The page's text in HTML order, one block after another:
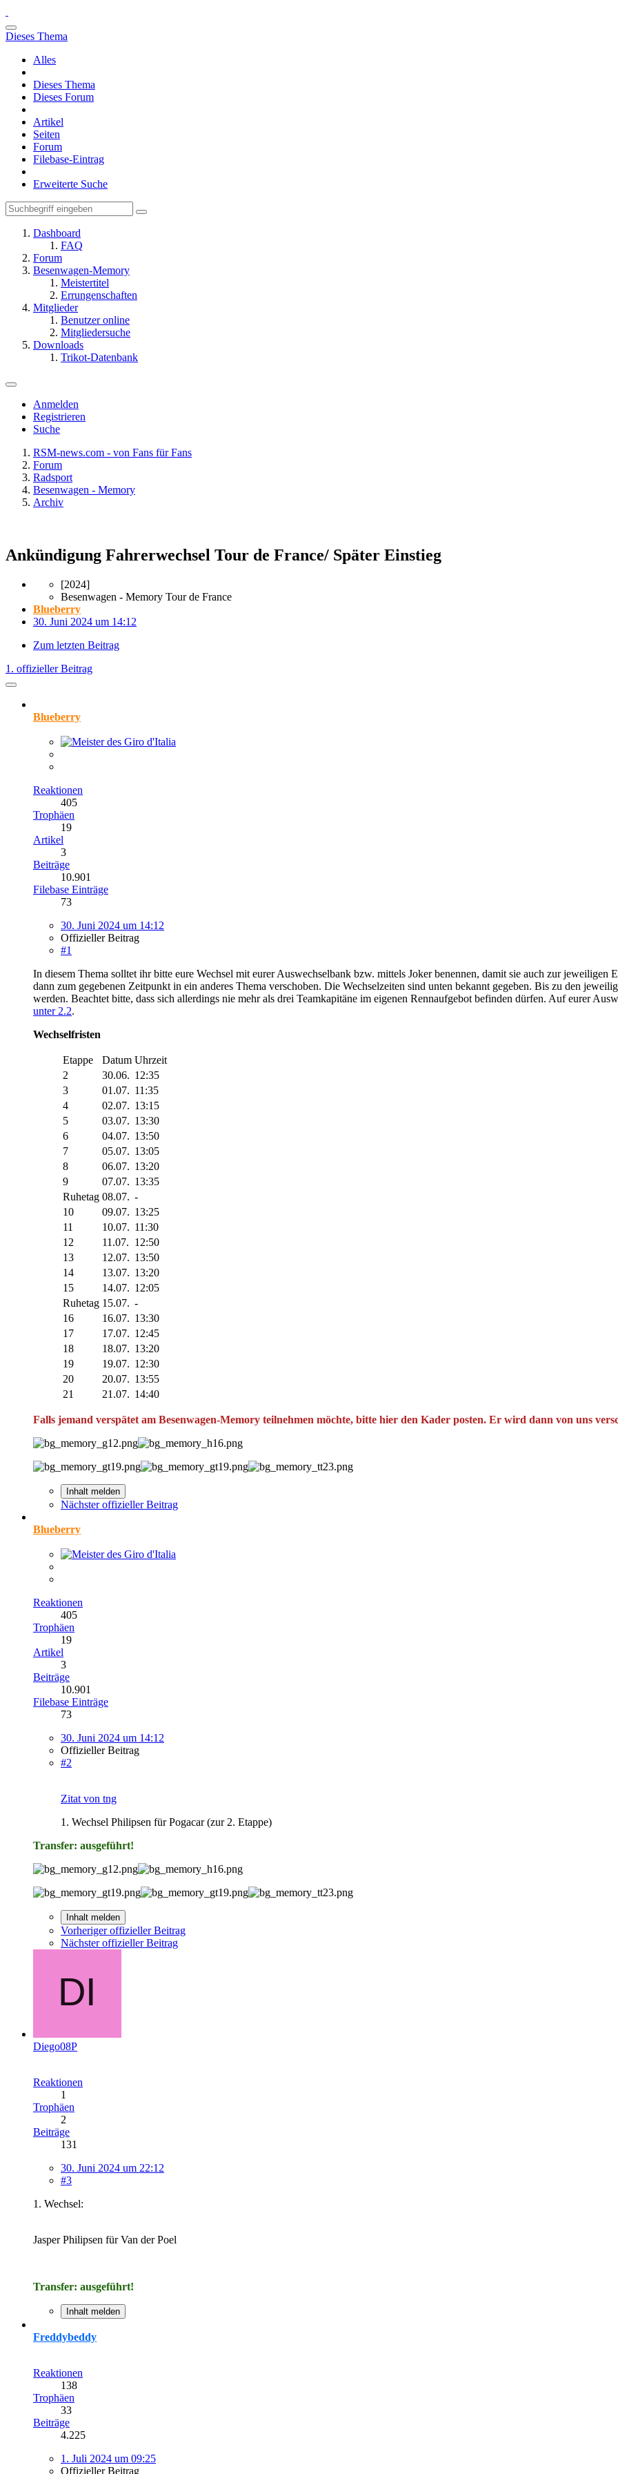
Dieses Thema
Alles
Dieses Thema
Dieses Forum
Artikel
Seiten
Forum
Filebase-Eintrag
Erweiterte Suche
Dashboard
FAQ
Forum
Besenwagen-Memory
Meistertitel
Errungenschaften
Mitglieder
Benutzer online
Mitgliedersuche
Downloads
Trikot-Datenbank
Anmelden
Registrieren
Suche
RSM-news.com - von Fans für Fans
Forum
Radsport
Besenwagen - Memory
Archiv
Ankündigung Fahrerwechsel Tour de France/ Später Einstieg
[2024]
Besenwagen - Memory Tour de France
Blueberry
30. Juni 2024 um 14:12
Zum letzten Beitrag
1. offizieller Beitrag
Blueberry
Reaktionen
405
Trophäen
19
Artikel
3
Beiträge
10.901
Filebase Einträge
73
30. Juni 2024 um 14:12
Offizieller Beitrag
#1
In diesem Thema solltet ihr bitte eure Wechsel mit eurer Auswechselbank bzw. mittels Joker benennen, damit sie auch zur jeweiligen
dann zum gegebenen Zeitpunkt in ein anderes Thema verschoben. Die Wechselzeiten sind unten bekannt gegeben. Bis zu den
werden. Beachtet bitte, dass sich allerdings nie mehr als drei Teamkapitäne im eigenen Rennaufgebot befinden dürfen. Auf eurer
unter 2.2.
Wechselfristen
Etappe Datum Uhrzeit
2
30.06. 12:35
3
01.07. 11:35
4
02.07. 13:15
5
03.07. 13:30
6
04.07. 13:50
7
05.07. 13:05
8
06.07. 13:20
9
07.07. 13:35
Ruhetag 08.07. -
10
09.07. 13:25
11
10.07. 11:30
12
11.07. 12:50
13
12.07. 13:50
14
13.07. 13:20
15
14.07. 12:05
Ruhetag 15.07. -
16
16.07. 13:30
17
17.07. 12:45
18
18.07. 13:20
19
19.07. 12:30
20
20.07. 13:55
21
21.07. 14:40
Falls jemand verspätet am Besenwagen-Memory teilnehmen möchte, bitte hier den Kader posten. Er wird dann von uns
Inhalt melden
Nächster offizieller Beitrag
Blueberry
Reaktionen
405
Trophäen
19
Artikel
3
Beiträge
10.901
Filebase Einträge
73
30. Juni 2024 um 14:12
Offizieller Beitrag
#2
Zitat von tng
1. Wechsel Philipsen für Pogacar (zur 2. Etappe)
Transfer: ausgeführt!
Inhalt melden
Vorheriger offizieller Beitrag
Nächster offizieller Beitrag
Diego08P
Reaktionen
1
Trophäen
2
Beiträge
131
30. Juni 2024 um 22:12
#3
1. Wechsel:
Jasper Philipsen für Van der Poel
Transfer: ausgeführt!
Inhalt melden
Freddybeddy
Reaktionen
138
Trophäen
33
Beiträge
4.225
1. Juli 2024 um 09:25
Offizieller Beitrag